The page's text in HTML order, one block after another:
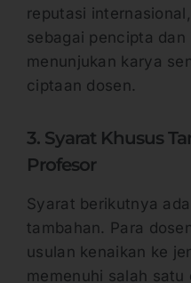
reputasi
sebagai pencipta
menunjukan karya
ciptaan dosen.
3. Syarat Khusus
Profesor
Syarat berikutnya
tambahan. Para
usulan kenaikan ke
memenuhi salah